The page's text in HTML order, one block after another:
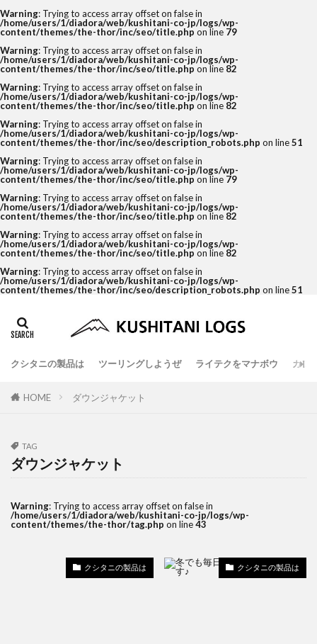
Warning: Trying to access array offset on false in
/home/users/1/diadora/web/kushitani-co-jp/logs/wp-
content/themes/the-thor/inc/seo/title.php on line 79
Warning: Trying to access array offset on false in
/home/users/1/diadora/web/kushitani-co-jp/logs/wp-
content/themes/the-thor/inc/seo/title.php on line 82
Warning: Trying to access array offset on false in
/home/users/1/diadora/web/kushitani-co-jp/logs/wp-
content/themes/the-thor/inc/seo/title.php on line 82
Warning: Trying to access array offset on false in
/home/users/1/diadora/web/kushitani-co-jp/logs/wp-
content/themes/the-thor/inc/seo/description_robots.php on line51
Warning: Trying to access array offset on false in
/home/users/1/diadora/web/kushitani-co-jp/logs/wp-
content/themes/the-thor/inc/seo/title.php on line 79
Warning: Trying to access array offset on false in
/home/users/1/diadora/web/kushitani-co-jp/logs/wp-
content/themes/the-thor/inc/seo/title.php on line 82
Warning: Trying to access array offset on false in
/home/users/1/diadora/web/kushitani-co-jp/logs/wp-
content/themes/the-thor/inc/seo/title.php on line 82
Warning: Trying to access array offset on false in
/home/users/1/diadora/web/kushitani-co-jp/logs/wp-
content/themes/the-thor/inc/seo/description_robots.php on line51
クシタニの製品は ツーリングしようぜ ライテクをマナボウ カフ
HOME ダウンジャケット
TAG
ダウンジャケット
Warning: Trying to access array offset on false in
/home/users/1/diadora/web/kushitani-co-jp/logs/wp-
content/themes/the-thor/tag.php on line43
クシタニの製品は クシタニの製品は